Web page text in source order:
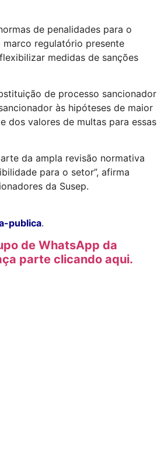
de penalidades para o
regulatório presente
medidas de sanções
de processo sancionador
às hipóteses de maior
dos valores de multas para essas
da ampla revisão normativa
para o setor”, afirma
da Susep.
publica.​​
de WhatsApp da
parte clicando aqui.